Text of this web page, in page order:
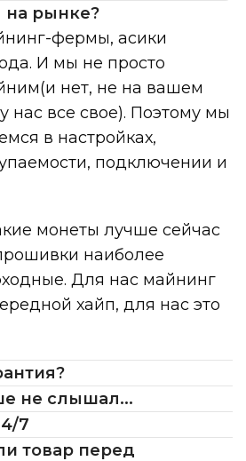
на рынке?
фермы, асики
И мы не просто
нет, не на вашем
нас все свое). Поэтому мы
в настройках,
подключении и
монеты лучше сейчас
наиболее
Для нас майнинг
хайп, для нас это
не слышал...
7
товар перед